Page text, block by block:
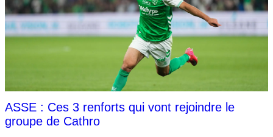
ASSE : Ces 3 renforts qui vont rejoindre le
groupe de Cathro